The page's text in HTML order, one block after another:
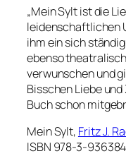
„Mein Syltist die
leidenschaftlichen
ihm ein sich
ebenso
verwunschen und
Bisschen Liebe
Buch schon
Mein Sylt, Fritz J.
ISBN 978-3-